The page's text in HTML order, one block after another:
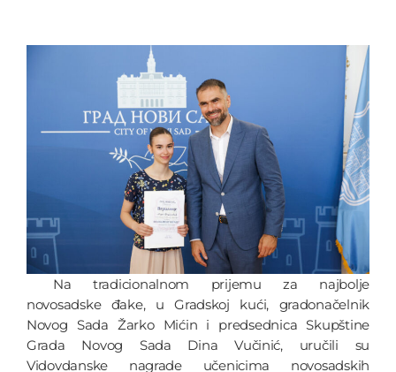
Na tradicionalnom prijemu za najbolje
novosadske đake, u Gradskoj kući, gradonačelnik
Novog Sada Žarko Mićin i predsednica Skupštine
Grada Novog Sada Dina Vučinić, uručili su
Vidovdanske nagrade učenicima novosadskih